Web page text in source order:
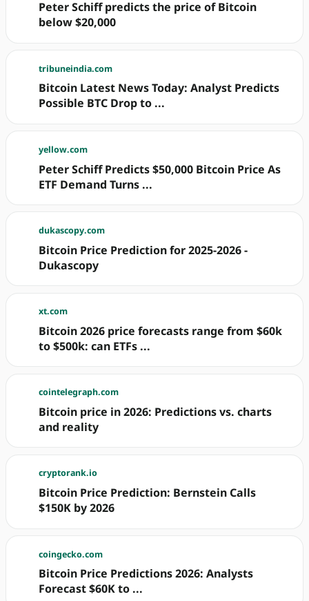
Peter Schiff predicts the price of Bitcoin
below $20,000
tribuneindia.com
Bitcoin Latest News Today: Analyst Predicts
Possible BTC Drop to ...
yellow.com
Peter Schiff Predicts $50,000 Bitcoin Price As
ETF Demand Turns ...
dukascopy.com
Bitcoin Price Prediction for 2025-2026 -
Dukascopy
xt.com
Bitcoin 2026 price forecasts range from $60k
to $500k: can ETFs ...
cointelegraph.com
Bitcoin price in 2026: Predictions vs. charts
and reality
cryptorank.io
Bitcoin Price Prediction: Bernstein Calls
$150K by 2026
coingecko.com
Bitcoin Price Predictions 2026: Analysts
Forecast $60K to ...